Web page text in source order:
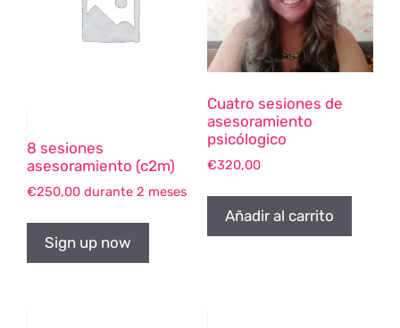
8 sesiones
asesoramiento (c2m)
€250,00 durante 2 meses
Sign up now
Cuatro sesiones de
asesoramiento
psicólogico
€320,00
Añadir al carrito